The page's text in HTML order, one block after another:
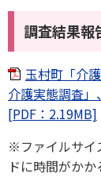
調査結果報
玉村町「介
介護実態調査
[PDF：2.19MB]
※ファイルサイ
ドに時間がかか